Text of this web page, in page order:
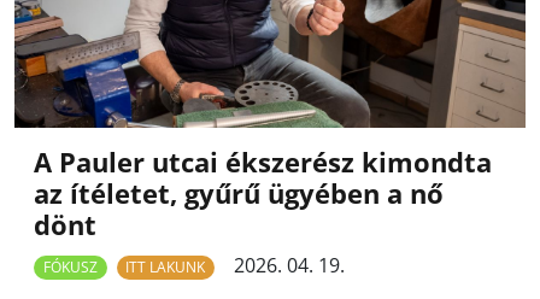
A Pauler utcai ékszerész kimondta
az ítéletet, gyűrű ügyében a nő
dönt
FÓKUSZ ITT LAKUNK
2026. 04. 19.